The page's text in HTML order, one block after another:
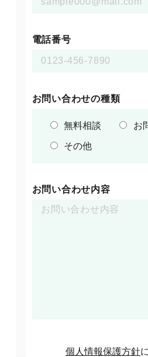
電話番号
お問い合わせの種類
無料相談
お
その他
お問い合わせ内容
個人情報保護方針